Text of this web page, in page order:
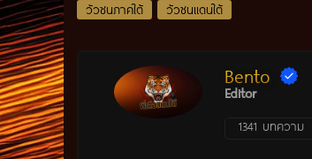
วัวชนภาคใต้
วัวชนแดนใต้
Bento
Editor
1341 บทความ